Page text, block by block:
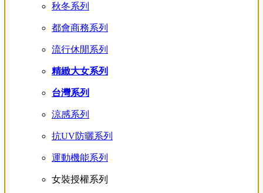
秋冬系列
都會商務系列
流行休閒系列
精緻大女系列
台灣系列
涼感系列
抗UV防曬系列
運動機能系列
女裝授權系列